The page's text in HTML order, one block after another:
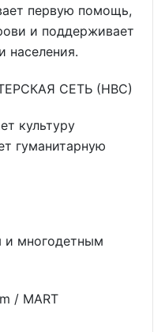
первую помощь,
и поддерживает
населения.
СЕТЬ (НВС)
культуру
гуманитарную
многодетным
/ MART